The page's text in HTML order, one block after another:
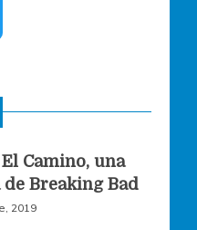
i
t
t
Camino, una
Breaking Bad
2019